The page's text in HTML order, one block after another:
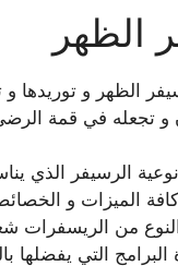
الظهر
الظهر و توريدها و
و تجعله في قمة
الرسيفر الذي
الميزات و
من الريسفرات
التي يفضلها